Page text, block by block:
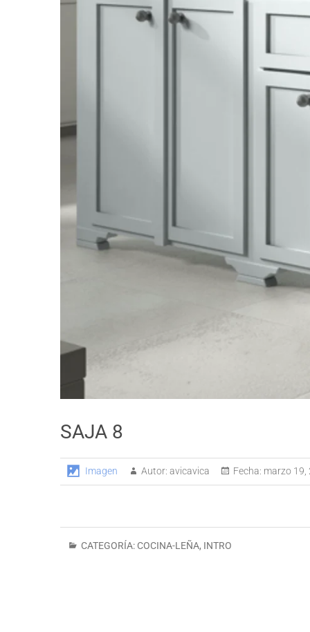
SAJA 8
Imagen Autor: avicavica Fecha: marzo 19,
CATEGORÍA: COCINA-LEÑA, INTRO